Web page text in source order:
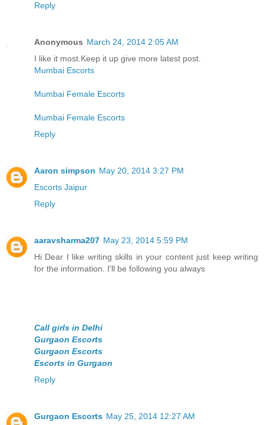
Reply
Anonymous March 24, 2014 2:05 AM
I like it most.Keep it up give more latest post.
Mumbai Escorts
Mumbai Female Escorts
Mumbai Female Escorts
Reply
Aaron simpson May 20, 2014 3:27 PM
Escorts Jaipur
Reply
aaravsharma207 May 23, 2014 5:59 PM
Hi Dear I like writing skills in your content just keep writing
for the information. I'll be following you always
Call girls in Delhi
Gurgaon Escorts
Gurgaon Escorts
Escorts in Gurgaon
Reply
Gurgaon Escorts May 25, 2014 12:27 AM